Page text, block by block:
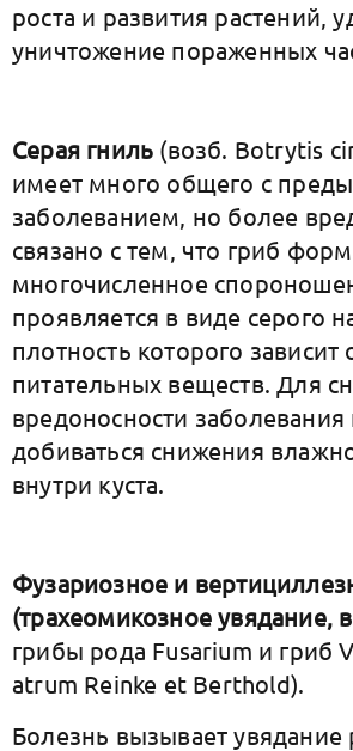
роста и развития растений,
уничтожение пораженных
Серая гниль (возб. Botrytis
имеет много общего с
заболеванием, но более
связано с тем, что гриб
многочисленное
проявляется в виде серого
плотность которого зависит
питательных веществ. Для
вредоносности
добиваться снижения
внутри куста.
Фузариозное и
(трахеомикозное увядание,
грибы рода Fusarium и гриб
atrum Reinke et Berthold).
Болезнь вызывает увядание